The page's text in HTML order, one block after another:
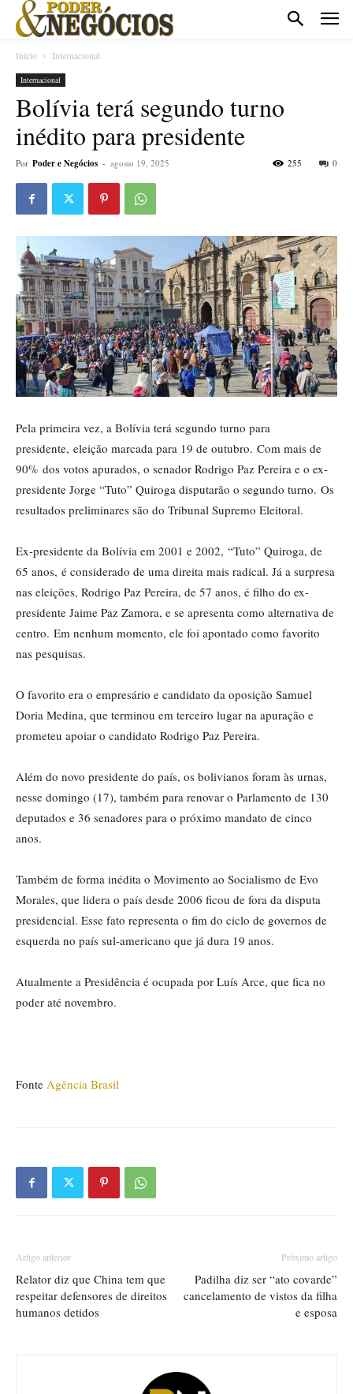
Início Internacional
Internacional
Bolívia terá segundo turno
inédito para presidente
Por Poder e Negócios - agosto 19, 2025 0
255
Pela primeira vez, a Bolívia terá segundo turno para
presidente, eleição marcada para 19 de outubro. Com mais de
90% dos votos apurados, o senador Rodrigo Paz Pereira e o ex-
presidente Jorge “Tuto” Quiroga disputarão o segundo turno. Os
resultados preliminares são do Tribunal Supremo Eleitoral.
Ex-presidente da Bolívia em 2001 e 2002, “Tuto” Quiroga, de
65 anos, é considerado de uma direita mais radical. Já a surpresa
nas eleições, Rodrigo Paz Pereira, de 57 anos, é filho do ex-
presidente Jaime Paz Zamora, e se apresenta como alternativa de
centro. Em nenhum momento, ele foi apontado como favorito
nas pesquisas.
O favorito era o empresário e candidato da oposição Samuel
Doria Medina, que terminou em terceiro lugar na apuração e
prometeu apoiar o candidato Rodrigo Paz Pereira.
Além do novo presidente do país, os bolivianos foram às urnas,
nesse domingo (17), também para renovar o Parlamento de 130
deputados e 36 senadores para o próximo mandato de cinco
anos.
Também de forma inédita o Movimento ao Socialismo de Evo
Morales, que lidera o país desde 2006 ficou de fora da disputa
presidencial. Esse fato representa o fim do ciclo de governos de
esquerda no país sul-americano que já dura 19 anos.
Atualmente a Presidência é ocupada por Luís Arce, que fica no
poder até novembro.
Fonte Agência Brasil
Artigo anterior
Relator diz que China tem que
respeitar defensores de direitos
humanos detidos
Próximo artigo
Padilha diz ser “ato covarde”
cancelamento de vistos da filha
e esposa